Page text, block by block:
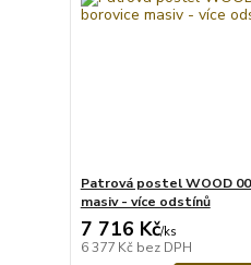
Patrová postel WOOD
masiv - více odstínů
7 716 Kč/ks
6 377 Kč bez DPH